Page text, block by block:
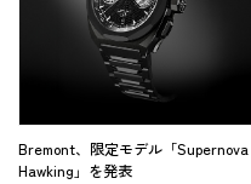
Bremont、限定モデル「Supernova
Hawking」を発表